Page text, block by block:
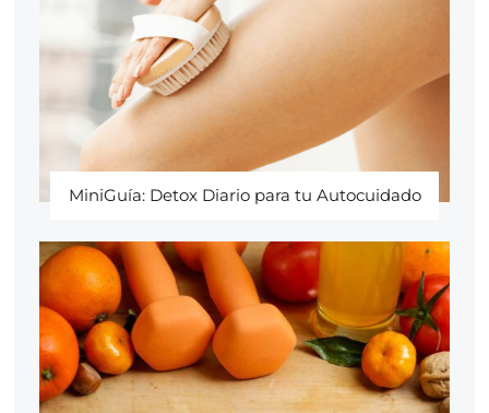
MiniGuía: Detox Diario para tu Autocuidado